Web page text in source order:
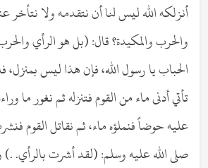
أنزلكه الله ليس لنا أن نتقدمه ولا نتأخر
والحرب والمكيدة؟ قال: (بل هو الرأي
الحباب يا رسول الله، فإن هذا ليس
تأتي أدنى ماء من القوم فتنزله ثم نغور ما
عليه حوضاً فنملؤه ماء، ثم نقاتل القوم
صلى الله عليه وسلم: (لقد أشرت بالرأي. .)